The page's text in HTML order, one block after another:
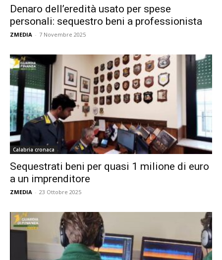
Denaro dell’eredità usato per spese
personali: sequestro beni a professionista
ZMEDIA - 7 Novembre 2025
Calabria cronaca
Sequestrati beni per quasi 1 milione di euro
a un imprenditore
ZMEDIA - 23 Ottobre 2025